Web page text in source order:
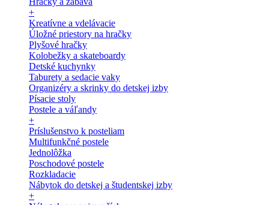
+
Kreatívne a vdelávacie
Úložné priestory na hračky
Plyšové hračky
Kolobežky a skateboardy
Detské kuchynky
Taburety a sedacie vaky
Organizéry a skrinky do detskej izby
Písacie stoly
Postele a váľandy
+
Príslušenstvo k posteliam
Multifunkčné postele
Jednolôžka
Poschodové postele
Rozkladacie
Nábytok do detskej a študentskej izby
+